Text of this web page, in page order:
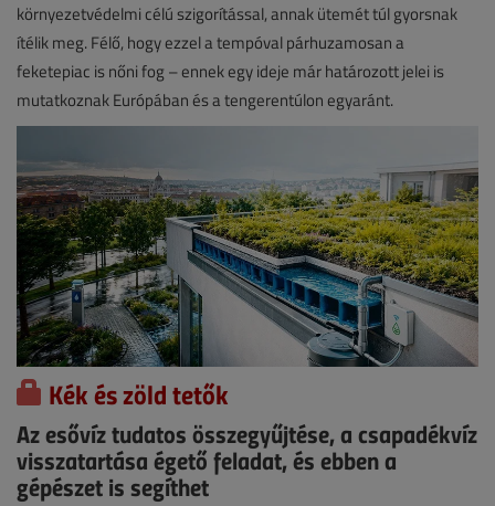
környezetvédelmi célú szigorítással, annak ütemét túl gyorsnak
ítélik meg. Félő, hogy ezzel a tempóval párhuzamosan a
feketepiac is nőni fog – ennek egy ideje már határozott jelei is
mutatkoznak Európában és a tengerentúlon egyaránt.
Kék és zöld tetők
Az esővíz tudatos összegyűjtése, a csapadékvíz
visszatartása égető feladat, és ebben a
gépészet is segíthet